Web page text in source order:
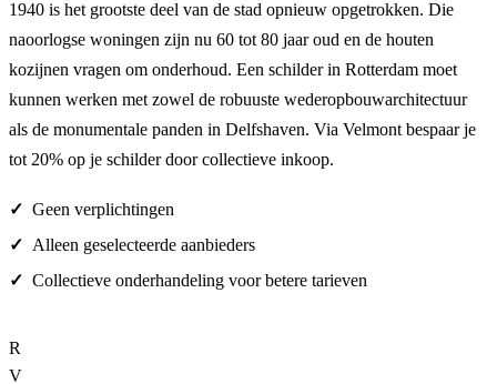
1940 is het grootste deel van de stad opnieuw opgetrokken. Die
naoorlogse woningen zijn nu 60 tot 80 jaar oud en de houten
kozijnen vragen om onderhoud. Een schilder in Rotterdam moet
kunnen werken met zowel de robuuste wederopbouwarchitectuur
als de monumentale panden in Delfshaven. Via Velmont bespaar je
tot 20% op je schilder door collectieve inkoop.
Geen verplichtingen
Alleen geselecteerde aanbieders
Collectieve onderhandeling voor betere tarieven
R
V